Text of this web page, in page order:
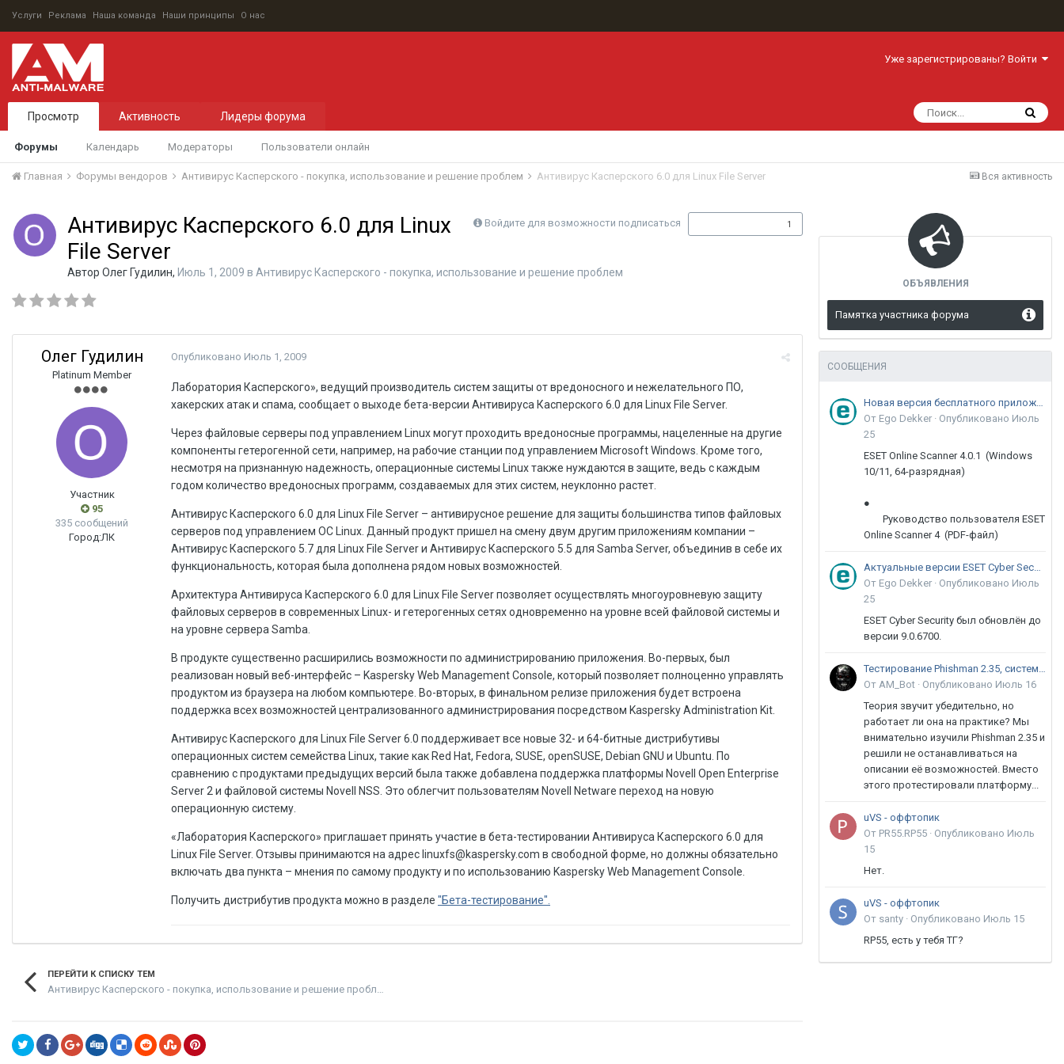
Услуги Реклама Наша команда Наши принципы О нас
Уже зарегистрированы? Войти
Просмотр
Форумы Календарь Модераторы Пользователи онлайн
Активность Лидеры форума
Вся активность
Главная Форумы вендоров Антивирус Касперского - покупка, использование и решение проблем Антивирус Касперского 6.0 для Linux File Server
Войдите для возможности подписаться 1
Антивирус Касперского 6.0 для Linux
File Server
Автор Олег Гудилин, Июль 1, 2009 в Антивирус Касперского - покупка, использование и решение проблем
Олег Гудилин
Platinum Member
Участник
95
335 сообщений
Город:ЛК
Опубликовано Июль 1, 2009
Лаборатория Касперского», ведущий производитель систем защиты от вредоносного и нежелательного ПО,
хакерских атак и спама, сообщает о выходе бета-версии Антивируса Касперского 6.0 для Linux File Server.
Через файловые серверы под управлением Linux могут проходить вредоносные программы, нацеленные на другие
компоненты гетерогенной сети, например, на рабочие станции под управлением Microsoft Windows. Кроме того,
несмотря на признанную надежность, операционные системы Linux также нуждаются в защите, ведь с каждым
годом количество вредоносных программ, создаваемых для этих систем, неуклонно растет.
Антивирус Касперского 6.0 для Linux File Server – антивирусное решение для защиты большинства типов файловых
серверов под управлением ОС Linux. Данный продукт пришел на смену двум другим приложениям компании –
Антивирус Касперского 5.7 для Linux File Server и Антивирус Касперского 5.5 для Samba Server, объединив в себе их
функциональность, которая была дополнена рядом новых возможностей.
Архитектура Антивируса Касперского 6.0 для Linux File Server позволяет осуществлять многоуровневую защиту
файловых серверов в современных Linux- и гетерогенных сетях одновременно на уровне всей файловой системы и
на уровне сервера Samba.
В продукте существенно расширились возможности по администрированию приложения. Во-первых, был
реализован новый веб-интерфейс – Kaspersky Web Management Console, который позволяет полноценно управлять
продуктом из браузера на любом компьютере. Во-вторых, в финальном релизе приложения будет встроена
поддержка всех возможностей централизованного администрирования посредством Kaspersky Administration Kit.
Антивирус Касперского для Linux File Server 6.0 поддерживает все новые 32- и 64-битные дистрибутивы
операционных систем семейства Linux, такие как Red Hat, Fedora, SUSE, openSUSE, Debian GNU и Ubuntu. По
сравнению с продуктами предыдущих версий была также добавлена поддержка платформы Novell Open Enterprise
Server 2 и файловой системы Novell NSS. Это облегчит пользователям Novell Netware переход на новую
операционную систему.
«Лаборатория Касперского» приглашает принять участие в бета-тестировании Антивируса Касперского 6.0 для
Linux File Server. Отзывы принимаются на адрес linuxfs@kaspersky.com в свободной форме, но должны обязательно
включать два пункта – мнения по самому продукту и по использованию Kaspersky Web Management Console.
Получить дистрибутив продукта можно в разделе "Бета-тестирование".
ПЕРЕЙТИ К СПИСКУ ТЕМ
ОБЪЯВЛЕНИЯ
Памятка участника форума
СООБЩЕНИЯ
Новая версия бесплатного приложения ESET Online Scanner доступна пользователям
От Ego Dekker · Опубликовано Июль
25
ESET Online Scanner 4.0.1 (Windows
10/11, 64-разрядная)
●
Руководство пользователя ESET
Online Scanner 4 (PDF-файл)
Актуальные версии ESET Cyber Security 9
От Ego Dekker · Опубликовано Июль
25
ESET Cyber Security был обновлён до
версии 9.0.6700.
Тестирование Phishman 2.35, системы повышения осведомлённости пользователей в сфере ИБ
От AM_Bot · Опубликовано Июль 16
Теория звучит убедительно, но
работает ли она на практике? Мы
внимательно изучили Phishman 2.35 и
решили не останавливаться на
описании её возможностей. Вместо
этого протестировали платформу...
uVS - оффтопик
От PR55.RP55 · Опубликовано Июль
15
Нет.
uVS - оффтопик
От santy · Опубликовано Июль 15
RP55, есть у тебя ТГ?